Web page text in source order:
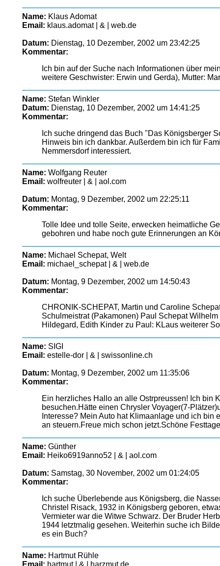
Name: Klaus Adomat
Email: klaus.adomat | & | web.de
Datum: Dienstag, 10 Dezember, 2002 um 23:42:25
Kommentar:
Ich bin auf der Suche nach Informationen über
weitere Geschwister: Erwin und Gerda), Mutter:
Name: Stefan Winkler
Datum: Dienstag, 10 Dezember, 2002 um 14:41:25
Kommentar:
Ich suche dringend das Buch "Das Königsberger
Hinweis bin ich dankbar. Außerdem bin ich für
Nemmersdorf interessiert.
Name: Wolfgang Reuter
Email: wolfreuter | & | aol.com
Datum: Montag, 9 Dezember, 2002 um 22:25:11
Kommentar:
Tolle Idee und tolle Seite, erwecken heimatliche
gebohren und habe noch gute Erinnerungen an
Name: Michael Schepat, Welt
Email: michael_schepat | & | web.de
Datum: Montag, 9 Dezember, 2002 um 14:50:43
Kommentar:
CHRONIK-SCHEPAT, Martin und Caroline
Schulmeistrat (Pakamonen) Paul Schepat
Hildegard, Edith Kinder zu Paul: KLaus weiterer
Name: SIGI
Email: estelle-dor | & | swissonline.ch
Datum: Montag, 9 Dezember, 2002 um 11:35:06
Kommentar:
Ein herzliches Hallo an alle Ostrpreussen! Ich bin
besuchen.Hätte einen Chrysler Voyager(7-
Interesse? Mein Auto hat Klimaanlage und ich
an steuern.Freue mich schon jetzt.Schöne
Name: Günther
Email: Heiko6919anno52 | & | aol.com
Datum: Samstag, 30 November, 2002 um 01:24:05
Kommentar:
Ich suche Überlebende aus Königsberg, die
Christel Risack, 1932 in Königsberg geboren,
Vermieter war die Witwe Schwarz. Der Bruder
1944 letztmalig gesehen. Weiterhin suche ich
es ein Buch?
Name: Hartmut Rühle